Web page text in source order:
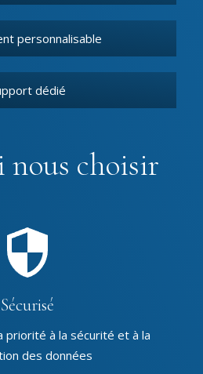
personnalisable
dédié
nous choisir
Sécurisé
priorité à la sécurité et à la
des données